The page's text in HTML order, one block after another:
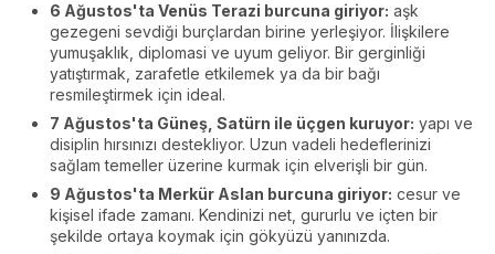
6 Ağustos'ta Venüs Terazi burcuna giriyor: aşk
gezegeni sevdiği burçlardan birine yerleşiyor. İlişkilere
yumuşaklık, diplomasi ve uyum geliyor. Bir gerginliği
yatıştırmak, zarafetle etkilemek ya da bir bağı
resmileştirmek için ideal.
7 Ağustos'ta Güneş, Satürn ile üçgen kuruyor: yapı ve
disiplin hırsınızı destekliyor. Uzun vadeli hedeflerinizi
sağlam temeller üzerine kurmak için elverişli bir gün.
9 Ağustos'ta Merkür Aslan burcuna giriyor: cesur ve
kişisel ifade zamanı. Kendinizi net, gururlu ve içten bir
şekilde ortaya koymak için gökyüzü yanınızda.